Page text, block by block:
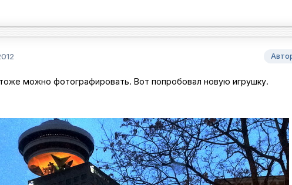
можно фотографировать. Вот попробовал новую игрушку.